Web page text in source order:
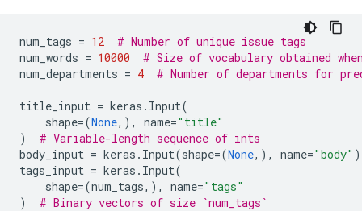
num_tags = 12
# Number of unique issue tags
num_words = 10000
# Size of vocabulary obtained
num_departments = 4 # Number of departments for
title_input = keras . Input(
shape=(None,), name="title"
)
# Variable-length sequence of ints
body_input = keras . Input(shape=(None,), name="body" )
tags_input = keras . Input(
shape=(num_tags,), name="tags"
)
# Binary vectors of size `num_tags`